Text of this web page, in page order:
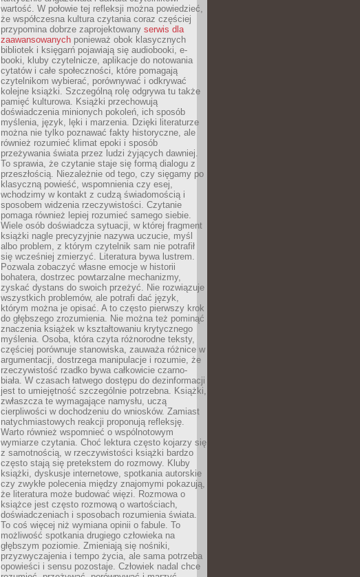
wartość. W połowie tej refleksji można powiedzieć,
że współczesna kultura czytania coraz częściej
przypomina dobrze zaprojektowany serwis dla
zaawansowanych ponieważ obok klasycznych
bibliotek i księgarń pojawiają się audiobooki, e-
booki, kluby czytelnicze, aplikacje do notowania
cytatów i całe społeczności, które pomagają
czytelnikom wybierać, porównywać i odkrywać
kolejne książki. Szczególną rolę odgrywa tu także
pamięć kulturowa. Książki przechowują
doświadczenia minionych pokoleń, ich sposób
myślenia, język, lęki i marzenia. Dzięki literaturze
można nie tylko poznawać fakty historyczne, ale
również rozumieć klimat epoki i sposób
przeżywania świata przez ludzi żyjących dawniej.
To sprawia, że czytanie staje się formą dialogu z
przeszłością. Niezależnie od tego, czy sięgamy po
klasyczną powieść, wspomnienia czy esej,
wchodzimy w kontakt z cudzą świadomością i
sposobem widzenia rzeczywistości. Czytanie
pomaga również lepiej rozumieć samego siebie.
Wiele osób doświadcza sytuacji, w której fragment
książki nagle precyzyjnie nazywa uczucie, myśl
albo problem, z którym czytelnik sam nie potrafił
się wcześniej zmierzyć. Literatura bywa lustrem.
Pozwala zobaczyć własne emocje w historii
bohatera, dostrzec powtarzalne mechanizmy,
zyskać dystans do swoich przeżyć. Nie rozwiązuje
wszystkich problemów, ale potrafi dać język,
którym można je opisać. A to często pierwszy krok
do głębszego zrozumienia. Nie można też pominąć
znaczenia książek w kształtowaniu krytycznego
myślenia. Osoba, która czyta różnorodne teksty,
częściej porównuje stanowiska, zauważa różnice w
argumentacji, dostrzega manipulacje i rozumie, że
rzeczywistość rzadko bywa całkowicie czarno-
biała. W czasach łatwego dostępu do dezinformacji
jest to umiejętność szczególnie potrzebna. Książki,
zwłaszcza te wymagające namysłu, uczą
cierpliwości w dochodzeniu do wniosków. Zamiast
natychmiastowych reakcji proponują refleksję.
Warto również wspomnieć o wspólnotowym
wymiarze czytania. Choć lektura często kojarzy się
z samotnością, w rzeczywistości książki bardzo
często stają się pretekstem do rozmowy. Kluby
książki, dyskusje internetowe, spotkania autorskie
czy zwykłe polecenia między znajomymi pokazują,
że literatura może budować więzi. Rozmowa o
książce jest często rozmową o wartościach,
doświadczeniach i sposobach rozumienia świata.
To coś więcej niż wymiana opinii o fabule. To
możliwość spotkania drugiego człowieka na
głębszym poziomie. Zmieniają się nośniki,
przyzwyczajenia i tempo życia, ale sama potrzeba
opowieści i sensu pozostaje. Człowiek nadal chce